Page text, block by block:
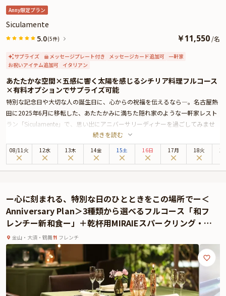
Anny限定プラン
Siculamente
5.0(5件) ￥11,550 /名
サプライズ メッセージプレート付き メッセージカード追加可 一軒家
お祝いアイテム追加可 イタリアン
あたたかな空間×五感に響く太陽を感じるシチリア料理フルコース
×有料オプションでサプライズ可能
特別な記念日や大切な人の誕生日に、心からの祝福を伝えるなら―。名古屋熱
田に2025年6月に移転した、あたたかみに満ちた隠れ家のような一軒家レスト
ラン「Siculamente」で、思い出にアニバーサリーディナーを過ごしてみませ
オーナーシェフ・伊藤吉暢氏が腕を振るう“おまかせ”スタイルのモダンシチリ
ア料理は、定番のメニューはなく、お客様の好みや苦手な食材をヒアリング
り付けなど、見た目にも華やかなプレゼンテーションが魅力。さらに、アニバ
ーサリープランでは、心温まるメッセージ付きプレートもご用意。
シェフとの会話から生まれるワインのマリアージュも格別で、料理や気分に寄
り添う一本を提案してくれるのも嬉しいポイント。心地よい空間、美しい料
理、心からのもてなしが揃ったこの場所で、大切な人とともに記憶に残る至福
のひとときをお過ごしください。
さらに本プランでは、有料オプションで、主役の方へのサプライズにぴったり
な花束・ギフト・カスタマイズ可能なメッセージカードなどをお付けすること
が出来ます。メッセージカードは着席時に、花束やギフトはデザートタイムに
続きを読む
08/11火 12水 13木 14金 15土 16日 17月 18火
ー心に刻まれる、特別な日のひとときをこの場所でー＜
Anniversary Plan＞3種類から選べるフルコース「和フ
レンチー新和食ー」＋乾杯用MIRAIEスパークリング・青
の宝石・ミニブーケ
金山・大須・鶴舞 フレンチ